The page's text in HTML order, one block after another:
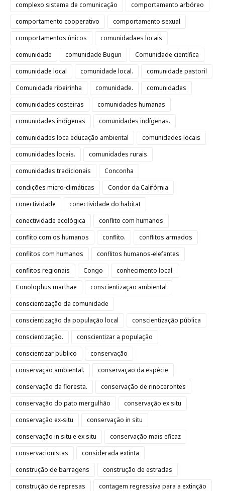
complexo sistema de comunicação
comportamento arbóreo
comportamento cooperativo
comportamento sexual
comportamentos únicos
comunidadaes locais
comunidade
comunidade Bugun
Comunidade científica
comunidade local
comunidade local.
comunidade pastoril
Comunidade ribeirinha
comunidade.
comunidades
comunidades costeiras
comunidades humanas
comunidades indígenas
comunidades indígenas.
comunidades loca educação ambiental
comunidades locais
comunidades locais.
comunidades rurais
comunidades tradicionais
Conconha
condições micro-climáticas
Condor da Califórnia
conectividade
conectividade do habitat
conectividade ecológica
conflito com humanos
conflito com os humanos
conflito.
conflitos armados
conflitos com humanos
conflitos humanos-elefantes
conflitos regionais
Congo
conhecimento local.
Conolophus marthae
conscientização ambiental
conscientização da comunidade
conscientização da população local
conscientização pública
conscientização.
conscientizar a população
conscientizar público
conservação
conservação ambiental.
conservação da espécie
conservação da floresta.
conservação de rinocerontes
conservação do pato mergulhão
conservação ex situ
conservação ex-situ
conservação in situ
conservação in situ e ex situ
conservação mais eficaz
conservacionistas
considerada extinta
construção de barragens
construção de estradas
construção de represas
contagem regressiva para a extinção